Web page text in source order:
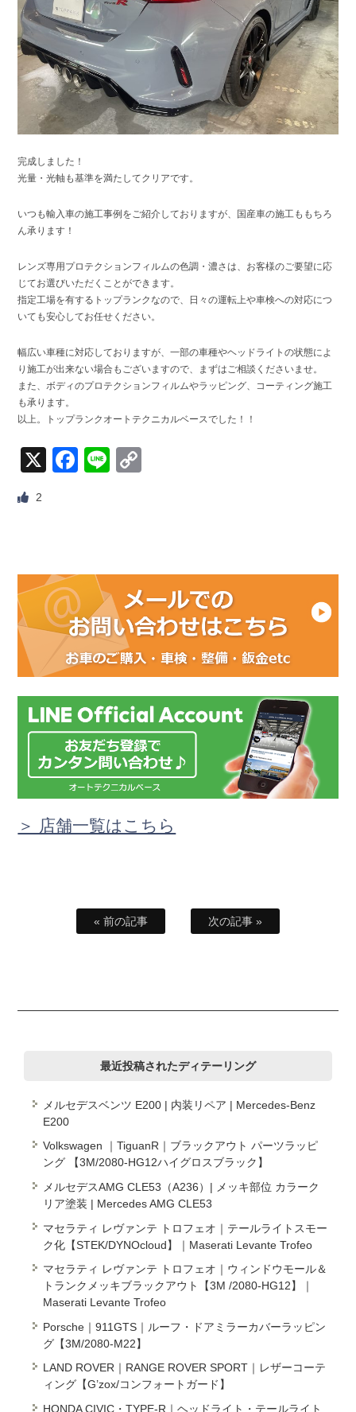
完成しました！
光量・光軸も基準を満たしてクリアです。
いつも輸入車の施工事例をご紹介しておりますが、国産車の施工ももちろ
ん承ります！
レンズ専用プロテクションフィルムの色調・濃さは、お客様のご要望に応
じてお選びいただくことができます。
指定工場を有するトップランクなので、日々の運転上や車検への対応につ
いても安心してお任せください。
幅広い車種に対応しておりますが、一部の車種やヘッドライトの状態によ
り施工が出来ない場合もございますので、まずはご相談くださいませ。
また、ボディのプロテクションフィルムやラッピング、コーティング施工
も承ります。
以上。トップランクオートテクニカルベースでした！！
X Facebook
Line
2
＞ 店舗一覧はこちら
« 前の記事 次の記事 »
最近投稿されたディテーリング
メルセデスベンツ E200 | 内装リペア | Mercedes-Benz
E200
Volkswagen ｜TiguanR｜ブラックアウト パーツラッピ
ング 【3M/2080-HG12ハイグロスブラック】
メルセデスAMG CLE53（A236）| メッキ部位 カラーク
リア塗装 | Mercedes AMG CLE53
マセラティ レヴァンテ トロフェオ｜テールライトスモー
ク化【STEK/DYNOcloud】｜Maserati Levante Trofeo
マセラティ レヴァンテ トロフェオ｜ウィンドウモール＆
トランクメッキブラックアウト【3M /2080-HG12】｜
Maserati Levante Trofeo
Porsche｜911GTS｜ルーフ・ドアミラーカバーラッピン
グ【3M/2080-M22】
LAND ROVER｜RANGE ROVER SPORT｜レザーコーテ
ィング【G’zox/コンフォートガード】
HONDA CIVIC・TYPE-R｜ヘッドライト・テールライト